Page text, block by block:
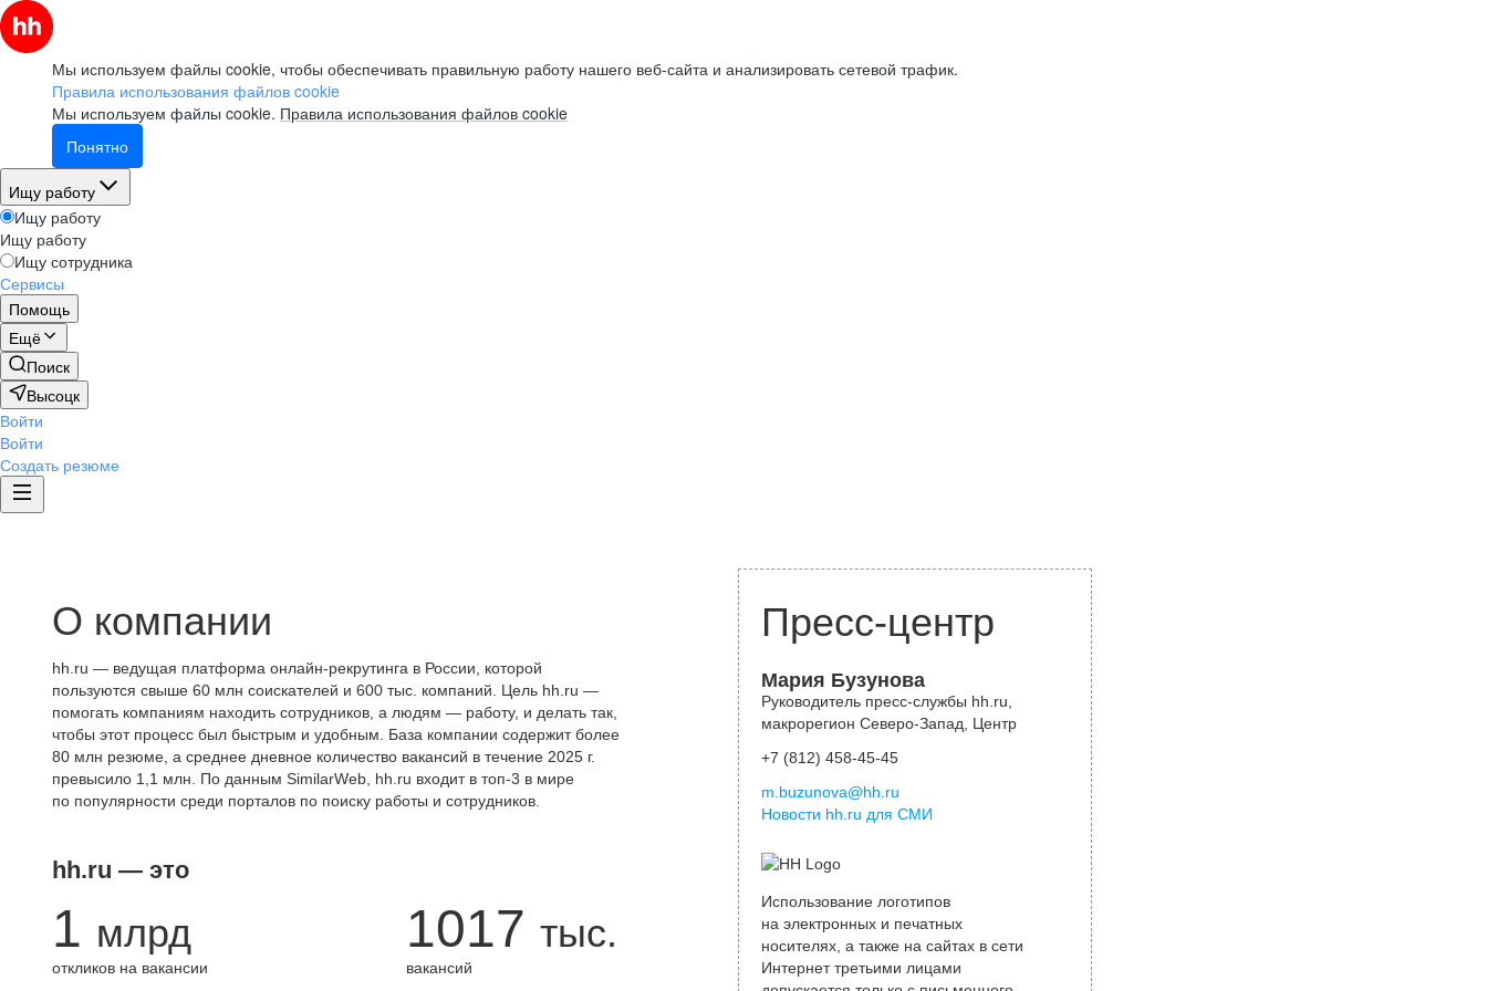
Мы используем файлы cookie, чтобы обеспечивать правильную работу нашего веб-сайта и анализировать сетевой трафик.
Правила использования файлов cookie
Мы используем файлы cookie. Правила использования файлов cookie
Понятно
Ищу работу
Ищу работу
Ищу работу
Ищу сотрудника
Сервисы
Помощь
Ещё
Поиск
Высоцк
Войти
Войти
Создать резюме
О компании
hh.ru — ведущая платформа онлайн-рекрутинга в России, которой
пользуются свыше 60 млн соискателей и 600 тыс. компаний. Цель hh.ru —
помогать компаниям находить сотрудников, а людям — работу, и делать так,
чтобы этот процесс был быстрым и удобным. База компании содержит более
80 млн резюме, а среднее дневное количество вакансий в течение 2025 г.
превысило 1,1 млн. По данным SimilarWeb, hh.ru входит в топ-3 в мире
по популярности среди порталов по поиску работы и сотрудников.
hh.ru — это
1 млрд
откликов на вакансии
1017 тыс.
вакансий
Пресс-центр
Мария Бузунова
Руководитель пресс-службы hh.ru,
макрорегион Северо-Запад, Центр
+7 (812) 458-45-45
m.buzunova@hh.ru
Новости hh.ru для СМИ
Использование логотипов
на электронных и печатных
носителях, а также на сайтах в сети
Интернет третьими лицами